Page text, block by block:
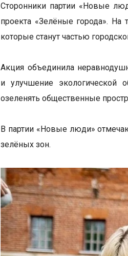
Сторонники партии «Новые
проекта «Зелёные города». На
которые станут частью
Акция объединила
и улучшение экологической
озеленять общественные
В партии «Новые люди»
зелёных зон.